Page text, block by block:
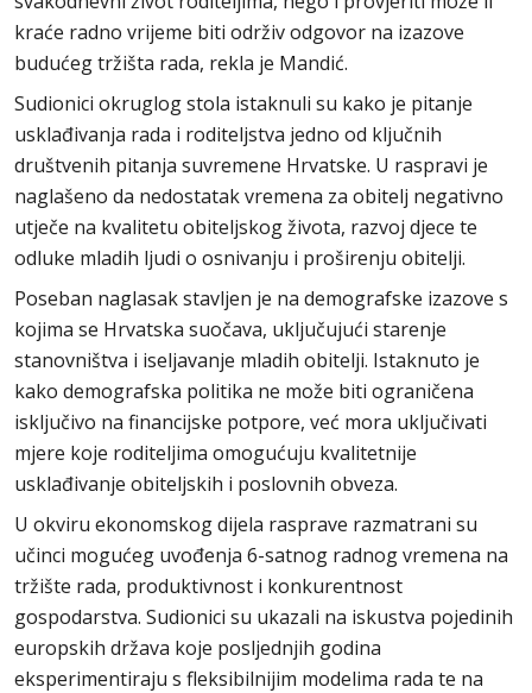
kraće radno vrijeme biti održiv odgovor na izazove
budućeg tržišta rada, rekla je Mandić.
Sudionici okruglog stola istaknuli su kako je pitanje
usklađivanja rada i roditeljstva jedno od ključnih
društvenih pitanja suvremene Hrvatske. U raspravi je
naglašeno da nedostatak vremena za obitelj negativno
utječe na kvalitetu obiteljskog života, razvoj djece te
odluke mladih ljudi o osnivanju i proširenju obitelji.
Poseban naglasak stavljen je na demografske izazove s
kojima se Hrvatska suočava, uključujući starenje
stanovništva i iseljavanje mladih obitelji. Istaknuto je
kako demografska politika ne može biti ograničena
isključivo na financijske potpore, već mora uključivati
mjere koje roditeljima omogućuju kvalitetnije
usklađivanje obiteljskih i poslovnih obveza.
U okviru ekonomskog dijela rasprave razmatrani su
učinci mogućeg uvođenja 6-satnog radnog vremena na
tržište rada, produktivnost i konkurentnost
gospodarstva. Sudionici su ukazali na iskustva pojedinih
europskih država koje posljednjih godina
eksperimentiraju s fleksibilnijim modelima rada te na